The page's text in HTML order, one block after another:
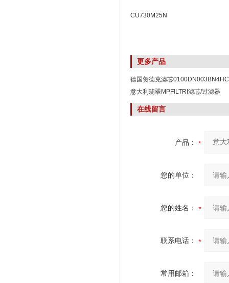
CU730M25N
更多产品
德国贺德克滤芯0100DN003BN4HC
意大利翡翠MPFILTRI滤芯/过滤器
在线留言
产品：
您的单位：
您的姓名：
联系电话：
常用邮箱：